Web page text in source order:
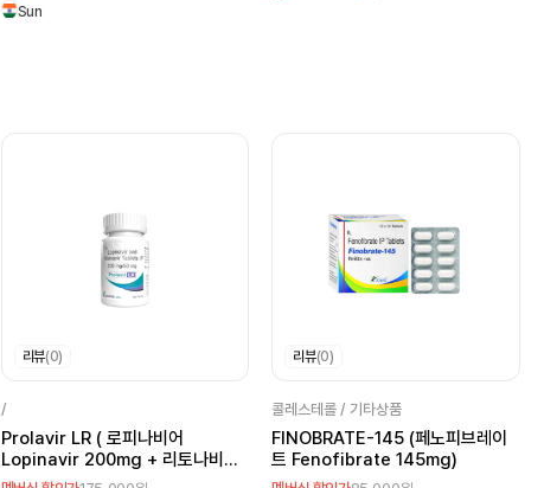
Sun
리뷰(0)
/
Prolavir LR ( 로피나비어
Lopinavir 200mg + 리토나비르
Ritonavir 50mg )
리뷰(0)
콜레스테롤 / 기타상품
FINOBRATE-145 (페노피브레이
트 Fenofibrate 145mg)